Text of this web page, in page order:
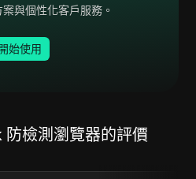
與個性化客戶服務。
始使用
檢測瀏覽器的評價